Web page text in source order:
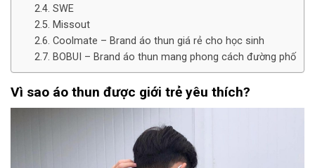
SWE
Missout
Coolmate – Brand áo thun giá rẻ cho học sinh
BOBUI – Brand áo thun mang phong cách đường phố
Vì sao áo thun được giới trẻ yêu thích?